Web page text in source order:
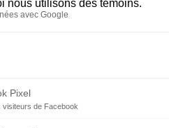
avec de l’eau bouillie puis
de chez le vétérinaire ou,
de le garder humide
ou des gouttes